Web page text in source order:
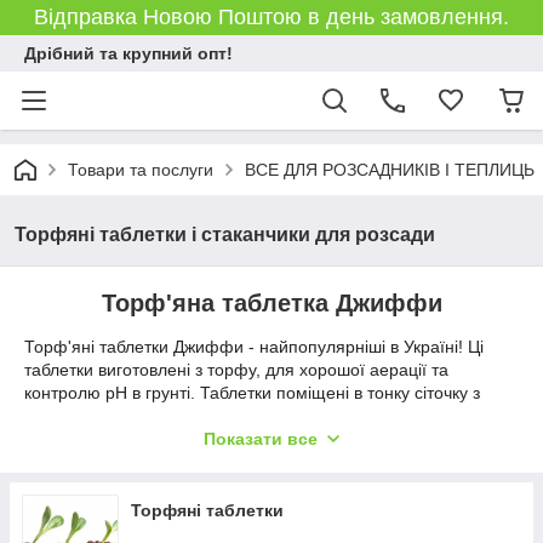
Відправка Новою Поштою в день замовлення.
Дрібний та крупний опт!
Товари та послуги ВСЕ ДЛЯ РОЗСАДНИКІВ І ТЕПЛИЦЬ
Торфяні таблетки і стаканчики для розсади
Торф'яна таблетка Джиффи
Торф'яні таблетки Джиффи - найпопулярніші в Україні! Ці
таблетки виготовлені з торфу, для хорошої аерації та
контролю pH в грунті. Таблетки поміщені в тонку сіточку з
Вирощуючи розсаду у таблетках, Ви отримуєте здорове,
Показати все
Торфяні таблетки